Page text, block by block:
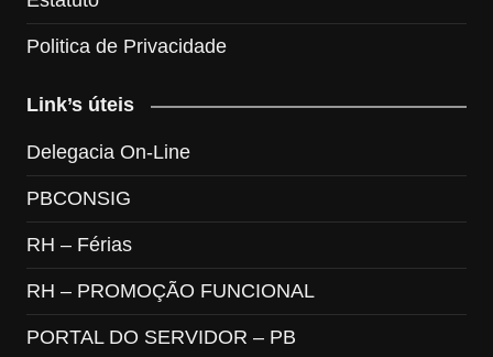
Politica de Privacidade
Link’s úteis
Delegacia On-Line
PBCONSIG
RH – Férias
RH – PROMOÇÃO FUNCIONAL
PORTAL DO SERVIDOR – PB